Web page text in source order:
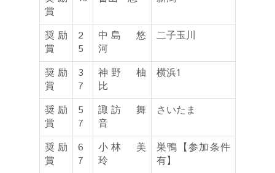
賞
奨励
賞
2
5
中島 悠
河
二子玉川
奨励
賞
3
7
神野 柚
比
横浜1
奨励
賞
5
7
諏訪 舞
音
さいたま
奨励
賞
6
7
小林 美
玲
巣鴨【参加条件
有】